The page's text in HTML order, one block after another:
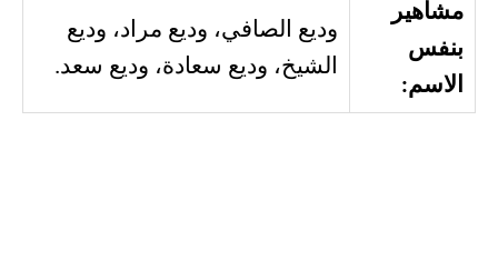
مشاهير
بنفس
الاسم:
وديع الصافي، وديع مراد، وديع
الشيخ، وديع سعادة، وديع سعد.